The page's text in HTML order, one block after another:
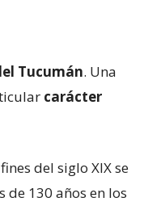
Tucumán. Una
carácter
del siglo XIX se
130 años en los